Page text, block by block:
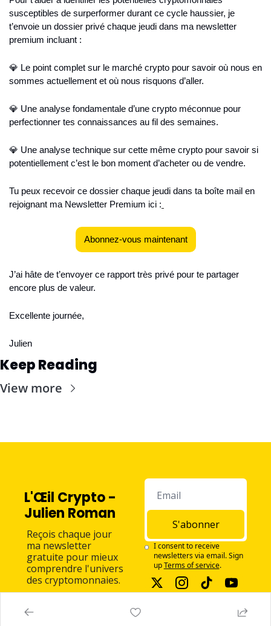
susceptibles de surperformer durant ce cycle haussier, je
t’envoie un dossier privé chaque jeudi dans ma newsletter
premium incluant :
💎 Le point complet sur le marché crypto pour savoir où nous en
sommes actuellement et où nous risquons d’aller.
💎 Une analyse fondamentale d’une crypto méconnue pour
perfectionner tes connaissances au fil des semaines.
💎 Une analyse technique sur cette même crypto pour savoir si
potentiellement c’est le bon moment d’acheter ou de vendre.
Tu peux recevoir ce dossier chaque jeudi dans ta boîte mail en
rejoignant ma Newsletter Premium ici :
Abonnez-vous maintenant
J’ai hâte de t’envoyer ce rapport très privé pour te partager
encore plus de valeur.
Excellente journée,
Julien
Keep Reading
View more
L'Œil Crypto -
Julien Roman
Reçois chaque jour
ma newsletter
gratuite pour mieux
comprendre l'univers
des cryptomonnaies.
S'abonner
I consent to receive
newsletters via email. Sign
up Terms of service.